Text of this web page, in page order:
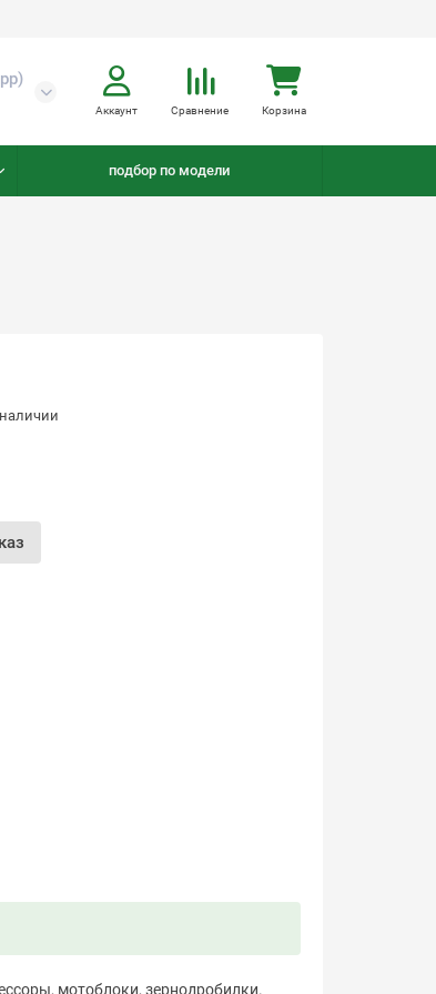
Аккаунт Сравнение Корзина
подбор по модели
мотоблоки, зернодробилки.